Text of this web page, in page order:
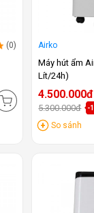
(0) Airko
Máy hút ẩm
Lít/24h)
4.500.000đ
5.300.000đ -
So sánh